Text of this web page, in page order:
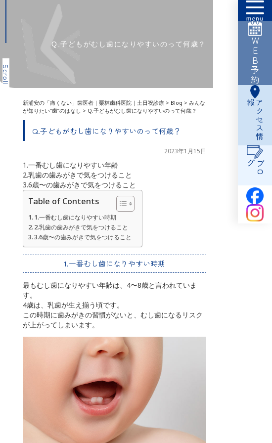
WEB予約
ア
ク
セ
ス
情
報
ブ
ロ
グ
Scroll
Q.子どもがむし歯になりやすいのって何歳？
新浦安の「痛くない」歯医者｜栗林歯科医院｜土日祝診療 > Blog > みんな
が知りたい“歯”のはなし > Q.子どもがむし歯になりやすいのって何歳？
Q.子どもがむし歯になりやすいのって何歳？
2023年1月15日
1.一番むし歯になりやすい年齢
2.乳歯の歯みがきで気をつけること
3.6歳〜の歯みがきで気をつけること
Table of Contents
1.一番むし歯になりやすい時期
2.乳歯の歯みがきで気をつけること
3.6歳〜の歯みがきで気をつけること
1.一番むし歯になりやすい時期
最もむし歯になりやすい年齢は、4〜8歳と言われていま
す。
4歳は、乳歯が生え揃う頃です。
この時期に歯みがきの習慣がないと、むし歯になるリスク
が上がってしまいます。